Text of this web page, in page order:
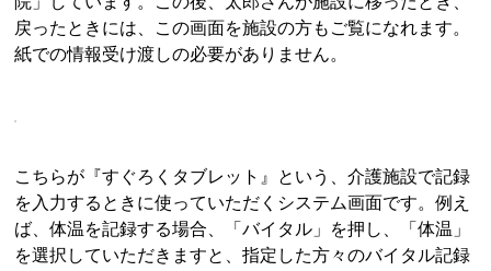
戻ったときには、この画面を施設の方もご覧になれます。
紙での情報受け渡しの必要がありません。
こちらが『すぐろくタブレット』という、介護施設で記録
を入力するときに使っていただくシステム画面です。例え
ば、体温を記録する場合、「バイタル」を押し、「体温」
を選択していただきますと、指定した方々のバイタル記録